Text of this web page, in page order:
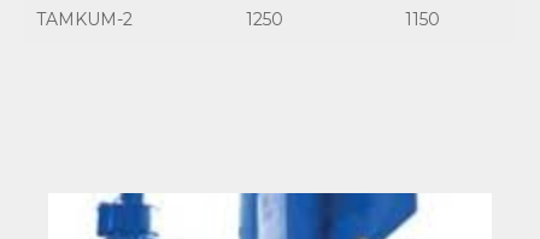
TAMKUM-2 1250 1150